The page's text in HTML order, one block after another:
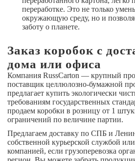
переработке. Это не только
окружающую среду, но и
заботу о планете.
Заказ коробок с
дома или офиса
Компания RussCarton — крупный
поставщик целлюлозно-бумажной
предлагает купить экологически
требованиям государственных
продаем коробки в розницу от 1
ограничений по величине партии.
Предлагаем доставку по СПБ и
собственной курьерской службой
компанией, если грузоперевозка